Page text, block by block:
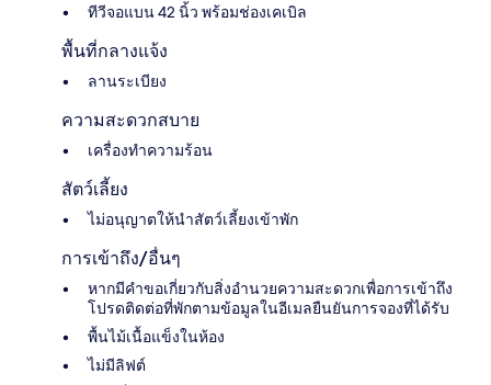
ทีวีจอแบน 42 นิ้ว พร้อมช่องเคเบิล
พื้นที่กลางแจ้ง
ลานระเบียง
ความสะดวกสบาย
เครื่องทำความร้อน
สัตว์เลี้ยง
ไม่อนุญาตให้นำสัตว์เลี้ยงเข้าพัก
การเข้าถึง/อื่นๆ
หากมีคำขอเกี่ยวกับสิ่งอำนวยความสะดวกเพื่อการเข้าถึง
โปรดติดต่อที่พักตามข้อมูลในอีเมลยืนยันการจองที่ได้รับ
พื้นไม้เนื้อแข็งในห้อง
ไม่มีลิฟต์